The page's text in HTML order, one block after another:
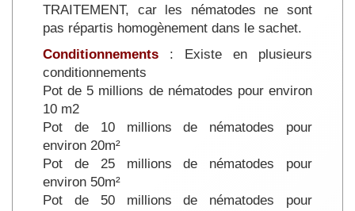
TRAITEMENT, car les nématodes ne sont
pas répartis homogènement dans le sachet.
Conditionnements : Existe en plusieurs
conditionnements
Pot de 5 millions de nématodes pour environ
10 m2
Pot de 10 millions de nématodes pour
environ 20m²
Pot de 25 millions de nématodes pour
environ 50m²
Pot de 50 millions de nématodes pour